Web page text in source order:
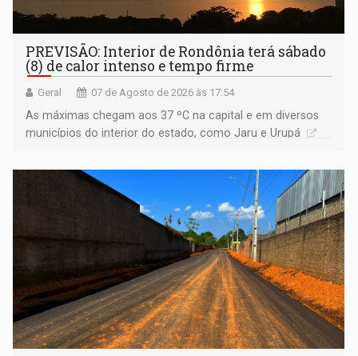
PREVISÃO: Interior de Rondônia terá sábado
(8) de calor intenso e tempo firme
Geral 07 de Agosto de 2026 às 17:54
As máximas chegam aos 37 ºC na capital e em diversos
municípios do interior do estado, como Jaru e Urupá